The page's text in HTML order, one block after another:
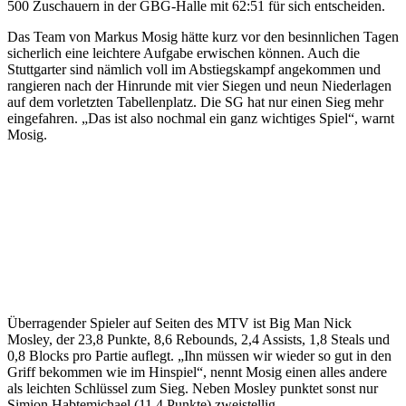
500 Zuschauern in der GBG-Halle mit 62:51 für sich entscheiden.
Das Team von Markus Mosig hätte kurz vor den besinnlichen Tagen
sicherlich eine leichtere Aufgabe erwischen können. Auch die
Stuttgarter sind nämlich voll im Abstiegskampf angekommen und
rangieren nach der Hinrunde mit vier Siegen und neun Niederlagen
auf dem vorletzten Tabellenplatz. Die SG hat nur einen Sieg mehr
eingefahren. „Das ist also nochmal ein ganz wichtiges Spiel“, warnt
Mosig.
Überragender Spieler auf Seiten des MTV ist Big Man Nick
Mosley, der 23,8 Punkte, 8,6 Rebounds, 2,4 Assists, 1,8 Steals und
0,8 Blocks pro Partie auflegt. „Ihn müssen wir wieder so gut in den
Griff bekommen wie im Hinspiel“, nennt Mosig einen alles andere
als leichten Schlüssel zum Sieg. Neben Mosley punktet sonst nur